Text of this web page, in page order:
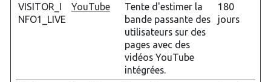
VISITOR_I
NFO1_LIVE
YouTube
Tente d'estimer la
bande passante des
utilisateurs sur des
pages avec des
vidéos YouTube
intégrées.
180
jours